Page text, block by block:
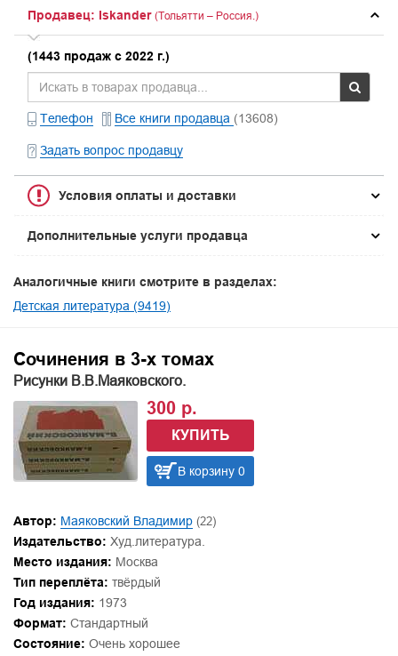
Продавец: Iskander (Тольятти – Россия.)
(1443 продаж с 2022 г.)
Телефон Все книги продавца (13608)
Задать вопрос продавцу
Условия оплаты и доставки
Дополнительные услуги продавца
Аналогичные книги смотрите в разделах:
Детская литература (9419)
Сочинения в 3-х томах
Рисунки В.В.Маяковского.
300 р.
КУПИТЬ
В корзину 0
Автор: Маяковский Владимир (22)
Издательство: Худ.литература.
Место издания: Москва
Тип переплёта: твёрдый
Год издания: 1973
Формат: Стандартный
Состояние: Очень хорошее